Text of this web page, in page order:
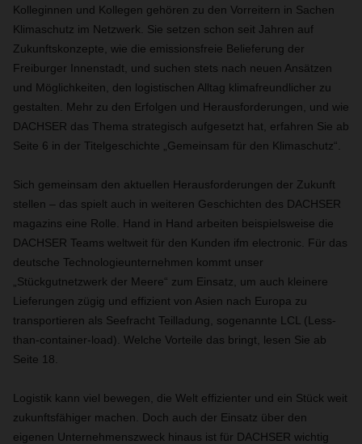
Kolleginnen und Kollegen gehören zu den Vorreitern in Sachen
Klimaschutz im Netzwerk. Sie setzen schon seit Jahren auf
Zukunftskonzepte, wie die emissionsfreie Belieferung der
Freiburger Innenstadt, und suchen stets nach neuen Ansätzen
und Möglichkeiten, den logistischen Alltag klimafreundlicher zu
gestalten. Mehr zu den Erfolgen und Herausforderungen, und wie
DACHSER das Thema strategisch aufgesetzt hat, erfahren Sie ab
Seite 6 in der Titelgeschichte „Gemeinsam für den Klimaschutz“.
Sich gemeinsam den aktuellen Herausforderungen der Zukunft
stellen – das spielt auch in weiteren Geschichten des DACHSER
magazins eine Rolle. Hand in Hand arbeiten beispielsweise die
DACHSER Teams weltweit für den Kunden ifm electronic. Für das
deutsche Technologieunternehmen kommt unser
„Stückgutnetzwerk der Meere“ zum Einsatz, um auch kleinere
Lieferungen zügig und effizient von Asien nach Europa zu
transportieren als Seefracht Teilladung, sogenannte LCL (Less-
than-container-load). Welche Vorteile das bringt, lesen Sie ab
Seite 18.
Logistik kann viel bewegen, die Welt effizienter und ein Stück weit
zukunftsfähiger machen. Doch auch der Einsatz über den
eigenen Unternehmenszweck hinaus ist für DACHSER wichtig